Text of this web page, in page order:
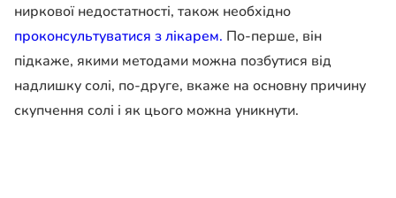
ниркової недостатності, також необхідно
проконсультуватися з лікарем. По-перше, він
підкаже, якими методами можна позбутися від
надлишку солі, по-друге, вкаже на основну причину
скупчення солі і як цього можна уникнути.